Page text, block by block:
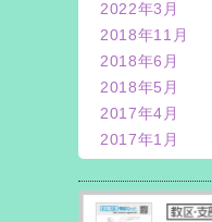
2022年3月
2018年11月
2018年6月
2018年5月
2017年4月
2017年1月